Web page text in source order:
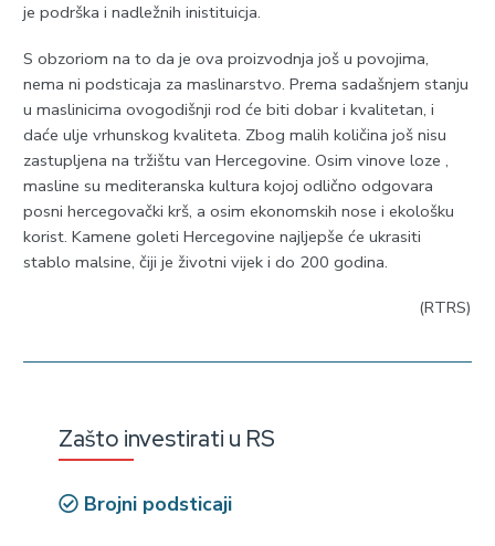
je podrška i nadležnih inistituicja.
S obzoriom na to da je ova proizvodnja još u povojima,
nema ni podsticaja za maslinarstvo. Prema sadašnjem stanju
u maslinicima ovogodišnji rod će biti dobar i kvalitetan, i
daće ulje vrhunskog kvaliteta. Zbog malih količina još nisu
zastupljena na tržištu van Hercegovine. Osim vinove loze ,
masline su mediteranska kultura kojoj odlično odgovara
posni hercegovački krš, a osim ekonomskih nose i ekološku
korist. Kamene goleti Hercegovine najljepše će ukrasiti
stablo malsine, čiji je životni vijek i do 200 godina.
(RTRS)
Zašto investirati u RS
Brojni podsticaji